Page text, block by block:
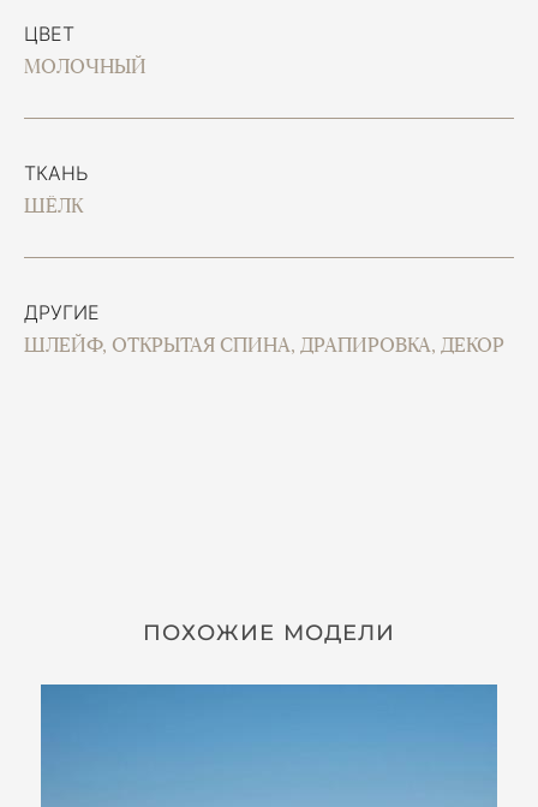
ЦВЕТ
МОЛОЧНЫЙ
ТКАНЬ
ШЁЛК
ДРУГИЕ
ШЛЕЙФ, ОТКРЫТАЯ СПИНА, ДРАПИРОВКА, ДЕКОР
ПОХОЖИЕ МОДЕЛИ